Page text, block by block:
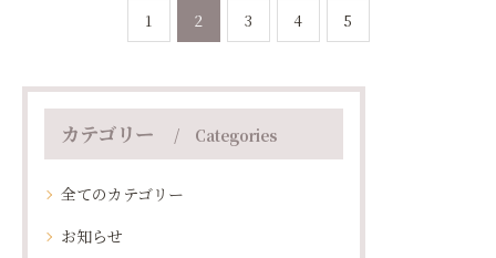
1 2 3 4 5
カテゴリー Categories
全てのカテゴリー
お知らせ